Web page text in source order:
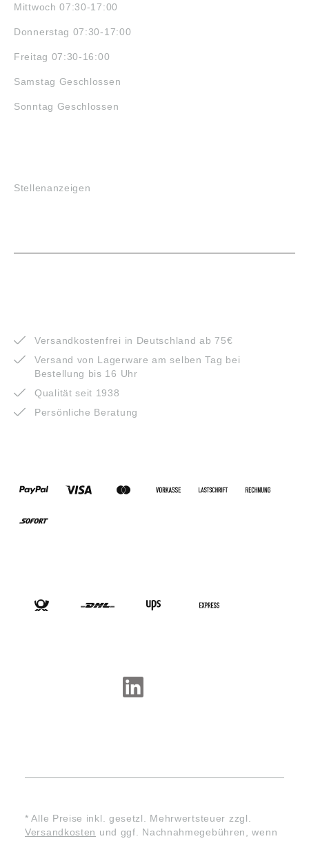
Mittwoch 07:30-17:00
Donnerstag 07:30-17:00
Freitag 07:30-16:00
Samstag Geschlossen
Sonntag Geschlossen
Stellenanzeigen
Versandkostenfrei in Deutschland ab 75€
Versand von Lagerware am selben Tag bei
Bestellung bis 16 Uhr
Qualität seit 1938
Persönliche Beratung
* Alle Preise inkl. gesetzl. Mehrwertsteuer zzgl.
Versandkosten und ggf. Nachnahmegebühren, wenn